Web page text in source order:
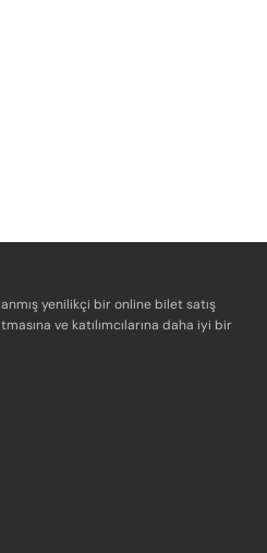
yenilikçi bir online bilet satış
ve katılımcılarına daha iyi bir